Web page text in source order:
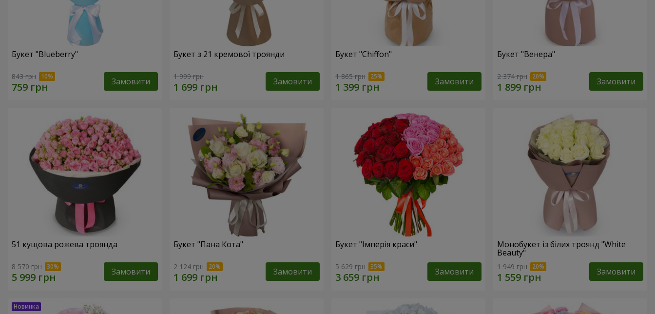
Букет "Blueberry"
843 грн Замовити
Букет з 21 кремової троянди
1 999 грн Замовити
Букет "Chiffon"
1 865 грн Замовити
Букет "Венера"
2 374 грн Замовити
51 кущова рожева троянда
8 570 грн Замовити
Букет "Пана Кота"
2 124 грн Замовити
Букет "Імперія краси"
5 629 грн Замовити
Монобукет із білих троянд "White
Beauty"
1 949 грн Замовити